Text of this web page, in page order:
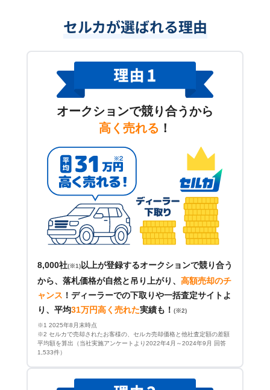
セルカが選ばれる理由
オークションで競り合うから
高く売れる ！
8,000社(※1) 以上が登録するオークションで競り合う
から、落札価格が自然と吊り上がり、 高額売却のチ
ャンス ！ ディーラーでの下取りや一括査定サイトよ
り、平均31万円高く売れた実績も！ (※2)
※1 2025年8月末時点
※2 セルカで売却されたお客様の、セルカ売却価格と他社査定額の差額
平均額を算出（当社実施アンケートより2022年4月～2024年9月 回答
1,533件）